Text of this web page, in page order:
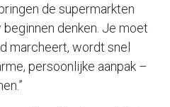
de supermarkten
denken. Je moet
marcheert, wordt snel
persoonlijke aanpak –